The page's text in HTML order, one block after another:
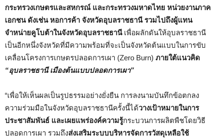
กระทรวงเกษตรและสหกรณ์ และกระทรวงมหาดไทย หน่วยงานภาค
เอกชน ดังเช่น หอการค้า จังหวัดอุบลราชธานี รวมไปถึงผู้แทน
จำหน่ายคูโบต้าในจังหวัดอุบลราชธานีเพื่อผลักดันให้อุบลราชธานี
เป็นอีกหนึ่งจังหวัดที่มีความพร้อมที่จะเป็นจังหวัดต้นแบบในการขับ
เคลื่อนโครงการเกษตรปลอดการเผา (Zero Burn) ภายใต้แนวคิด
“อุบลราชธานี เมืองต้นแบบปลอดการเผา”
“เพื่อให้เห็นผลเป็นรูปธรรมอย่างยั่งยืน การลงนามบันทึกข้อตกลง
ความร่วมมือในจังหวัดอุบลราชธานีครั้งนี้ได้วางเป้าหมายในการ
ประชาสัมพันธ์ และเผยแพร่องค์ความรู้กระบวนการผลิตพืชโดยวิธี
ปลอดการเผา รวมถึงส่งเสริมระบบบริหารจัดการวัสดุเหลือใช้